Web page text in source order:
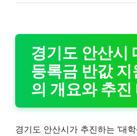
경기도 안산시
등록금 반값 지
의 개요와 추진
경기도 안산시가 추진하는 ‘대